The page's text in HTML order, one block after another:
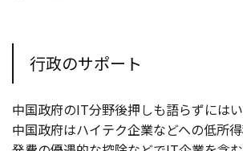
行政のサポート
中国政府のIT分野後押しも語らずにはい
中国政府はハイテク企業などへの低所